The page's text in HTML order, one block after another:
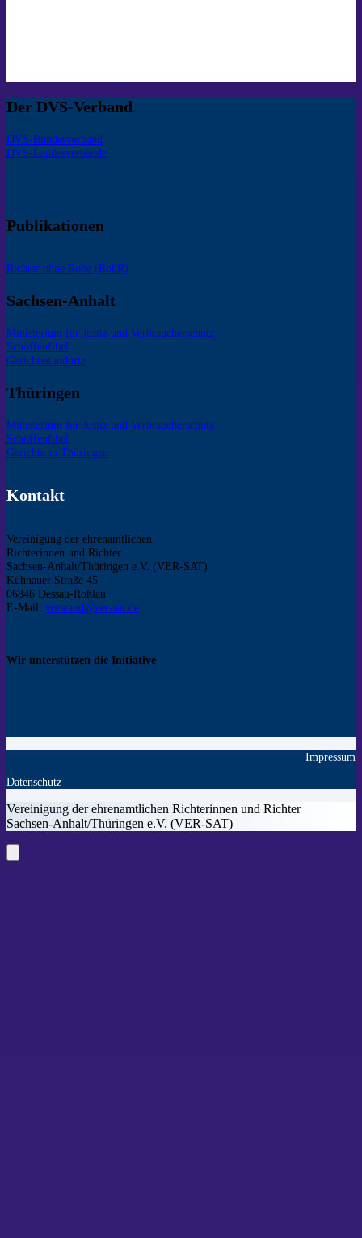
Der DVS-Verband
DVS-Bundesverband
DVS-Landesverbände
Publikationen
Richter ohne Robe (RohR)
Sachsen-Anhalt
Ministerium für Justiz und Verbraucherschutz
Schöffenfibel
Gerichtsstandorte
Thüringen
Ministerium für Justiz und Verbraucherschutz
Schöffenfibel
Gerichte in Thüringen
Kontakt
Vereinigung der ehrenamtlichen
Richterinnen und Richter
Sachsen-Anhalt/Thüringen e.V. (VER-SAT)
Kühnauer Straße 45
06846 Dessau-Roßlau
E-Mail: vorstand@ver-sat.de
Wir unterstützen die Initiative
Impressum
Datenschutz
Vereinigung der ehrenamtlichen Richterinnen und Richter
Sachsen-Anhalt/Thüringen e.V. (VER-SAT)